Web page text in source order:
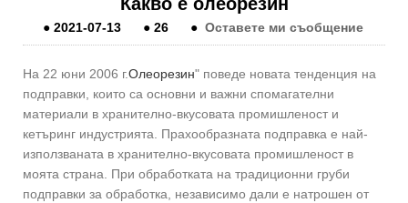
●2021-07-13 ●26 ● Оставете ми съобщение
На 22 юни 2006 г.Олеорезин" поведе новата тенденция на
подправки, които са основни и важни спомагателни
материали в хранително-вкусовата промишленост и
кетъринг индустрията. Прахообразната подправка е най-
използваната в хранително-вкусовата промишленост в
моята страна. При обработката на традиционни груби
подправки за обработка, независимо дали е натрошен от